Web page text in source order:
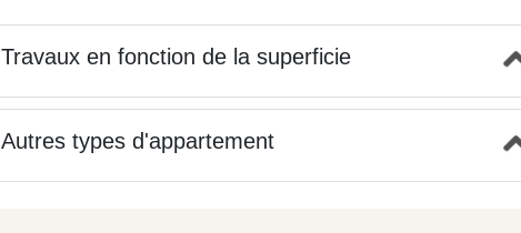
Travaux en fonction de la superficie
Autres types d'appartement